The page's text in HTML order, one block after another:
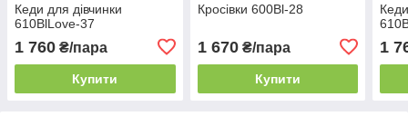
Кеди для дівчинки
610BlLove-37
1 760 ₴/пара
Купити
Кросівки 600Bl-28
1 670₴/пара
Купити
1